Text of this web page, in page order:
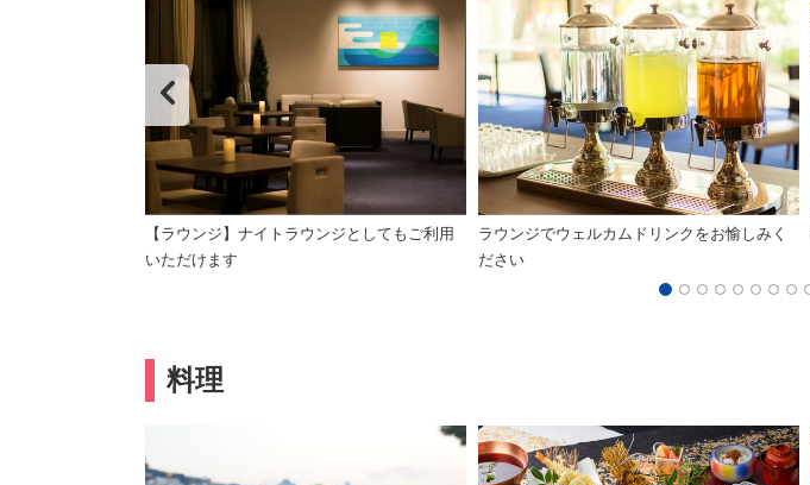
【ラウンジ】ナイトラウンジとしてもご利用
いただけます
ラウンジでウェルカムドリンクをお愉しみく
ださい
料理